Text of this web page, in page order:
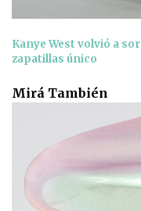
Kanye West volvió a
zapatillas único
Mirá También